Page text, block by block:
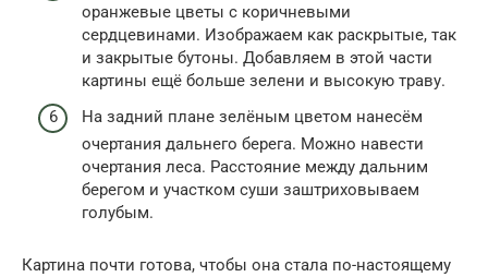
оранжевые цветы с коричневыми
сердцевинами. Изображаем как раскрытые, так
и закрытые бутоны. Добавляем в этой части
картины ещё больше зелени и высокую траву.
На задний плане зелёным цветом нанесём
очертания дальнего берега. Можно навести
очертания леса. Расстояние между дальним
берегом и участком суши заштриховываем
голубым.
Картина почти готова, чтобы она стала по-настоящему